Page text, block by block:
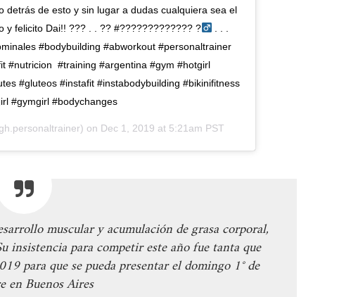
detrás de esto y sin lugar a dudas cualquiera sea el
y felicito Dai!! ??? . . ?? #????????????? ?‍
#bodybuilding #abworkout #personaltrainer
#nutricion #training #argentina #gym #hotgirl
#gluteos #instafit #instabodybuilding #bikinifitness
#gymgirl #bodychanges
on Dec 1, 2019 at 5:21am PST
muscular y acumulación de grasa corporal,
insistencia para competir este año fue tanta que
para que se pueda presentar el domingo 1° de
en Buenos Aires